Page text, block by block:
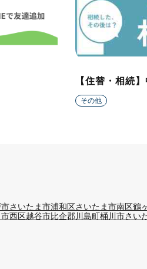
【住替・相続
その他
さいたま市浦和区さいたま市南区鶴
西区越谷市比企郡川島町桶川市さい